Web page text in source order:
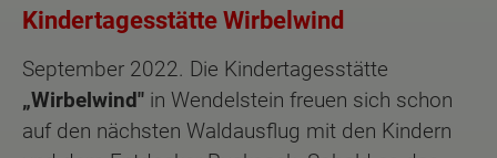
Kindertagesstätte Wirbelwind
September 2022. Die Kindertagesstätte
„Wirbelwind" in Wendelstein freuen sich schon
auf den nächsten Waldausflug mit den Kindern